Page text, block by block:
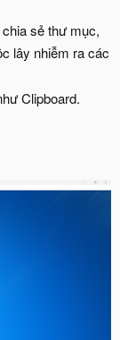
sẻ thư mục,
lây nhiễm ra các
Clipboard.